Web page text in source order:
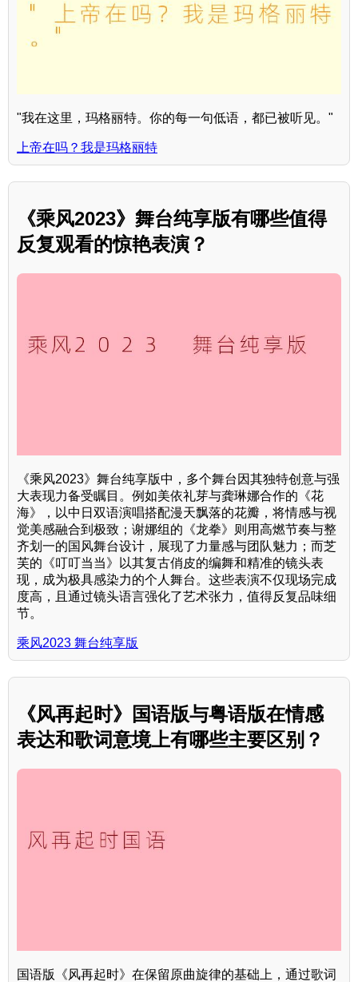
"我在这里，玛格丽特。你的每一句低语，都已被听见。"
上帝在吗？我是玛格丽特
《乘风2023》舞台纯享版有哪些值得
反复观看的惊艳表演？
《乘风2023》舞台纯享版中，多个舞台因其独特创意与强
大表现力备受瞩目。例如美依礼芽与龚琳娜合作的《花
海》，以中日双语演唱搭配漫天飘落的花瓣，将情感与视
觉美感融合到极致；谢娜组的《龙拳》则用高燃节奏与整
齐划一的国风舞台设计，展现了力量感与团队魅力；而芝
芙的《叮叮当当》以其复古俏皮的编舞和精准的镜头表
现，成为极具感染力的个人舞台。这些表演不仅现场完成
度高，且通过镜头语言强化了艺术张力，值得反复品味细
节。
乘风2023 舞台纯享版
《风再起时》国语版与粤语版在情感
表达和歌词意境上有哪些主要区别？
国语版《风再起时》在保留原曲旋律的基础上，通过歌词